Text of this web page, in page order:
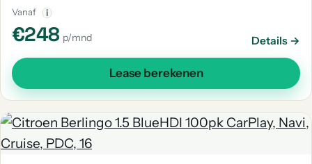
Vanaf i
€248 p/mnd Details →
Lease berekenen